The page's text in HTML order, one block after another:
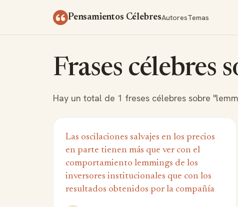
Pensamientos CélebresAutoresTemas
Frases célebres
Hay un total de 1 freses célebres sobre
Las oscilaciones salvajes en los precios
en parte tienen más que ver con el
comportamiento lemmings de los
inversores institucionales que con los
resultados obtenidos por la compañía